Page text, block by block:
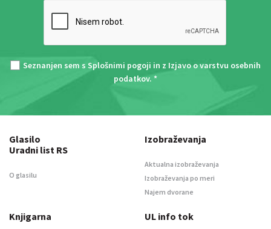
Seznanjen sem s Splošnimi pogoji in z Izjavo o varstvu osebnih
podatkov. *
Glasilo
Uradni list RS
O glasilu
Izobraževanja
Aktualna izobraževanja
Izobraževanja po meri
Najem dvorane
Knjigarna UL info tok